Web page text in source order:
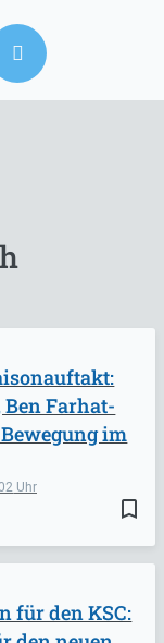
bookmark_border
Farhat-
im
für den KSC: